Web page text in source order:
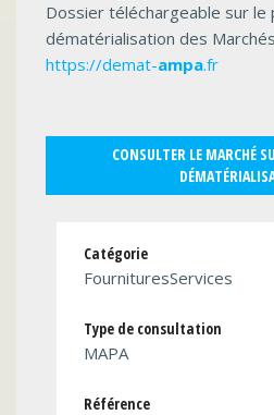
Dossier téléchargeable sur le
dématérialisation des
https://demat-ampa.fr
CONSULTER LE MARCHÉ
Catégorie
FournituresServices
Type de consultation
MAPA
Référence